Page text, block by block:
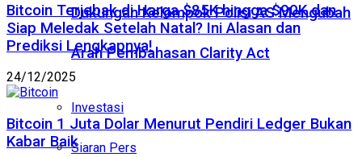
Dukungan Kelompok Polisi AS Mengubah
Arah Pembahasan Clarity Act
Investasi
Siaran Pers
Bitcoin Terjebak di Harga $85K hingga $90K dan
Siap Meledak Setelah Natal? Ini Alasan dan
Prediksi Lengkapnya!
24/12/2025
Bitcoin 1 Juta Dolar Menurut Pendiri Ledger Bukan
Kabar Baik